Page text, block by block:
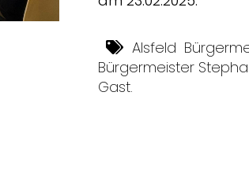
Alsfeld
Bürgermeister
Gast.